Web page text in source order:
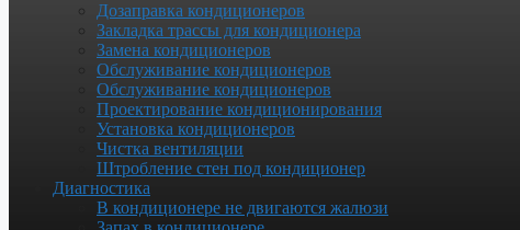
Дозаправка кондиционеров
Закладка трассы для кондиционера
Замена кондиционеров
Обслуживание кондиционеров
Обслуживание кондиционеров
Проектирование кондиционирования
Установка кондиционеров
Чистка вентиляции
Штробление стен под кондиционер
Диагностика
В кондиционере не двигаются жалюзи